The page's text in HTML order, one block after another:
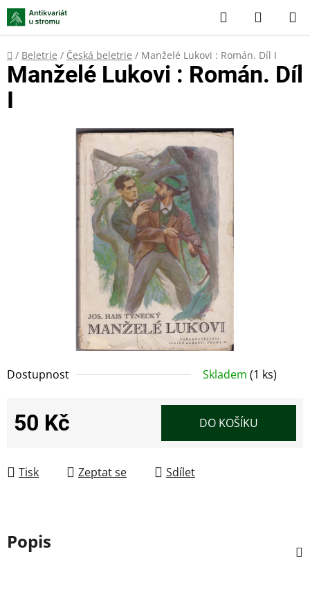
Přejít
na
obsah
Hledat
KOŠÍK
Domů
/ Beletrie / Česká beletrie / Manželé Lukovi : Román. Díl I
Dostupnost Skladem (1 ks)
50 Kč DO KOŠÍKU
Tisk Zeptat se Sdílet
Manželé Lukovi : Román. Díl
I
Popis